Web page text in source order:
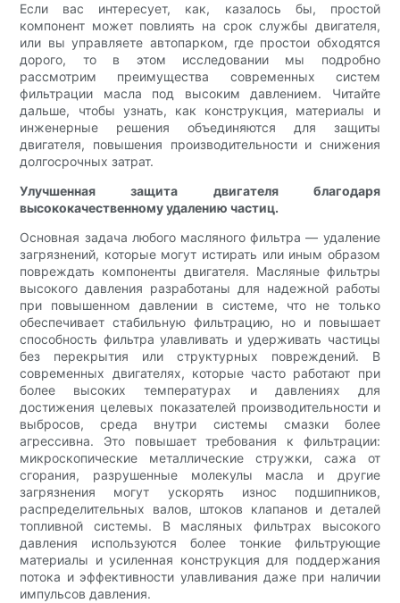
Если вас интересует, как, казалось бы, простой
компонент может повлиять на срок службы двигателя,
или вы управляете автопарком, где простои обходятся
дорого, то в этом исследовании мы подробно
рассмотрим преимущества современных систем
фильтрации масла под высоким давлением. Читайте
дальше, чтобы узнать, как конструкция, материалы и
инженерные решения объединяются для защиты
двигателя, повышения производительности и снижения
долгосрочных затрат.
Улучшенная защита двигателя благодаря
высококачественному удалению частиц.
Основная задача любого масляного фильтра — удаление
загрязнений, которые могут истирать или иным образом
повреждать компоненты двигателя. Масляные фильтры
высокого давления разработаны для надежной работы
при повышенном давлении в системе, что не только
обеспечивает стабильную фильтрацию, но и повышает
способность фильтра улавливать и удерживать частицы
без перекрытия или структурных повреждений. В
современных двигателях, которые часто работают при
более высоких температурах и давлениях для
достижения целевых показателей производительности и
выбросов, среда внутри системы смазки более
агрессивна. Это повышает требования к фильтрации:
микроскопические металлические стружки, сажа от
сгорания, разрушенные молекулы масла и другие
загрязнения могут ускорять износ подшипников,
распределительных валов, штоков клапанов и деталей
топливной системы. В масляных фильтрах высокого
давления используются более тонкие фильтрующие
материалы и усиленная конструкция для поддержания
потока и эффективности улавливания даже при наличии
импульсов давления.